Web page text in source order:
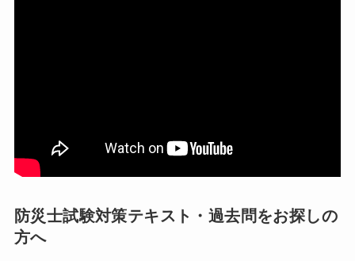
防災士試験対策テキスト・過去問をお探しの
方へ